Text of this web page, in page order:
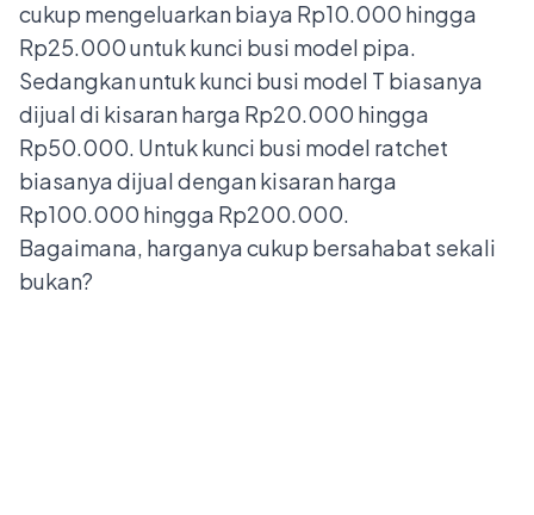
cukup mengeluarkan biaya Rp10.000 hingga
Rp25.000 untuk kunci busi model pipa.
Sedangkan untuk kunci busi model T biasanya
dijual di kisaran harga Rp20.000 hingga
Rp50.000. Untuk kunci busi model ratchet
biasanya dijual dengan kisaran harga
Rp100.000 hingga Rp200.000.
Bagaimana, harganya cukup bersahabat sekali
bukan?